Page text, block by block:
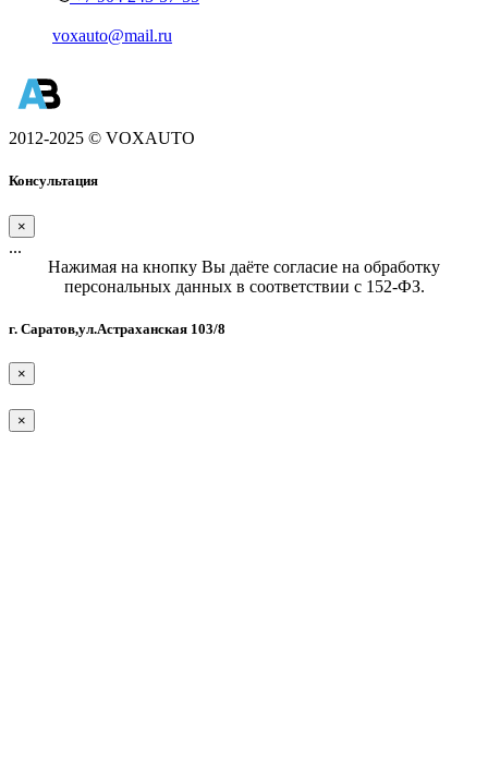
voxauto@mail.ru
2012-2025 © VOXAUTO
Консультация
×
...
Нажимая на кнопку Вы даёте согласие на обработку
персональных данных в соответствии с 152-ФЗ.
г. Саратов,ул.Астраханская 103/8
×
×